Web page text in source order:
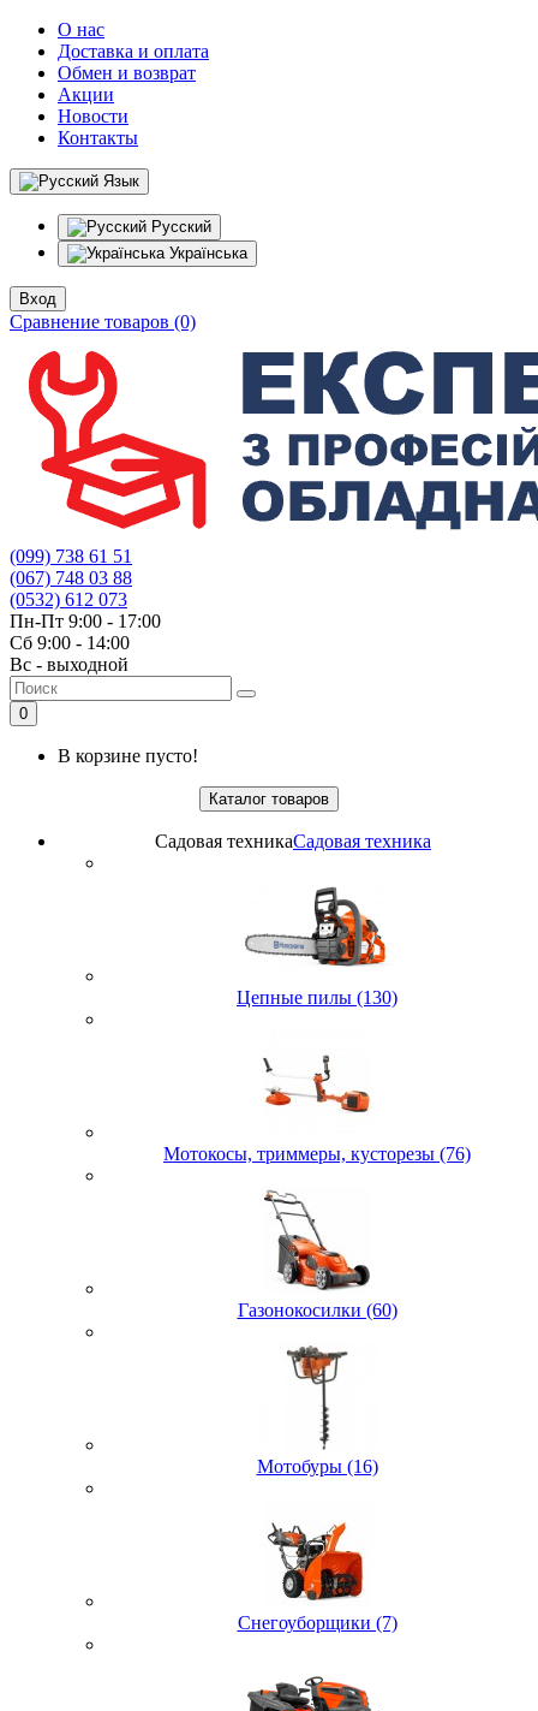
О нас
Доставка и оплата
Обмен и возврат
Акции
Новости
Контакты
Язык
Русский
Українська
Вход
Сравнение товаров (0)
(099) 738 61 51
(067) 748 03 88
(0532) 612 073
Пн-Пт 9:00 - 17:00
Сб 9:00 - 14:00
Вс - выходной
0
В корзине пусто!
Каталог товаров
Садовая техникаСадовая техника
Цепные пилы (130)
Мотокосы, триммеры, кусторезы (76)
Газонокосилки (60)
Мотобуры (16)
Снегоуборщики (7)